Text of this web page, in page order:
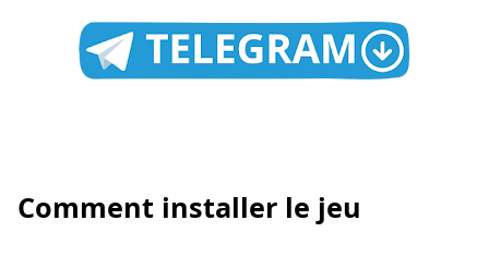
Comment installer le jeu